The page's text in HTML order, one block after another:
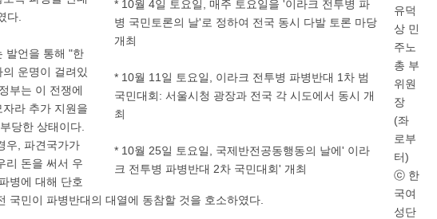
유덕
상 민
주노
총 부
위원
장
(좌
로부
터)
ⓒ 한
국여
성단
* 10월 4일 토요일, 매주 토요일을 '이라크 전투병 파
병 국민토론의 날'로 정하여 전국 동시 다발 토론 마당
개최
* 10월 11일 토요일, 이라크 전투병 파병반대 1차 범
국민대회: 서울시청 광장과 전국 각 시도에서 동시 개
최
* 10월 25일 토요일, 국제반전공동행동의 날에' 이라
크 전투병 파병반대 2차 국민대회' 개최
다.
발언을 통해 "한
운명이 걸려있
부는 이 전쟁에
라 추가 지원을
당한 상태이다.
우, 파견국가가
리 돈을 써서 우
병에 대해 단호
국민이 파병반대의 대열에 동참할 것을 호소하였다.